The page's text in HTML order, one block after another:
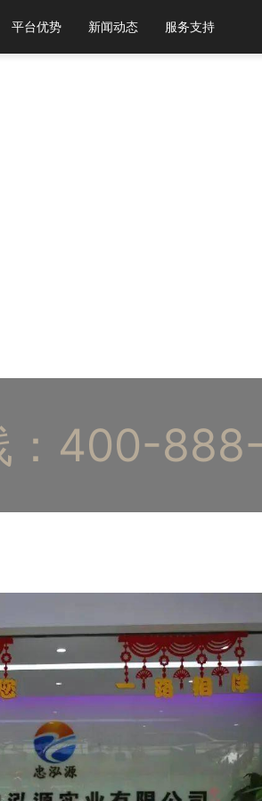
。 Chrome 31+ 谷歌浏览器 Firefox 30+ 火狐
平台优势 新闻动态 服务支持
：400-